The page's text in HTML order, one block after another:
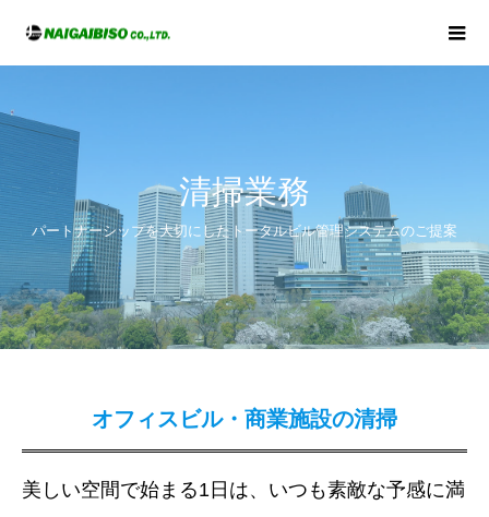
清掃業務
パートナーシップを大切にしたトータルビル管理システムのご提案
オフィスビル・商業施設の清掃
美しい空間で始まる1日は、いつも素敵な予感に満